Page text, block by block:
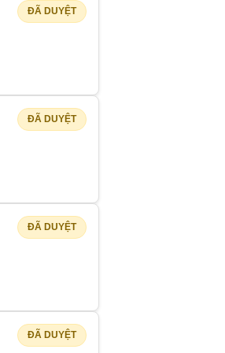
ĐÃ DUYỆT
ĐÃ DUYỆT
ĐÃ DUYỆT
ĐÃ DUYỆT